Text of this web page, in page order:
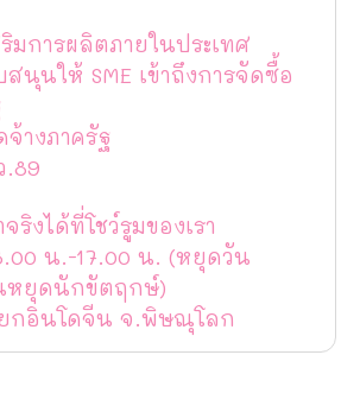
การผลิตภายในประเทศ
นุนให้ SME เข้าถึงการจัดซื้อ
างภาครัฐ
.89
ริงได้ที่โชว์รูมของเรา
น.-17.00 น. (หยุดวัน
หยุดนักขัตฤกษ์)
กอินโดจีน จ.พิษณุโลก